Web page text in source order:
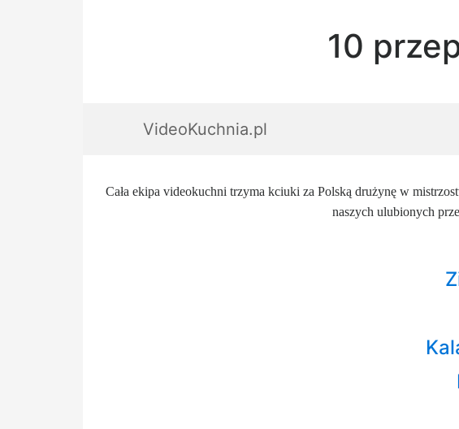
10
VideoKuchnia.pl
Cała ekipa videokuchni trzyma kciuki za Polską drużynę w
naszychulubionych